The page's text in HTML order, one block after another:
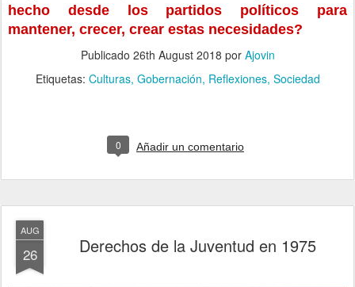
hecho desde los partidos políticos para
mantener, crecer, crear estas necesidades?
Publicado 26th August 2018 por Ajovin
Etiquetas: Culturas Gobernación Reflexiones Sociedad
0 Añadir un comentario
AUG
26 Derechos de la Juventud en 1975